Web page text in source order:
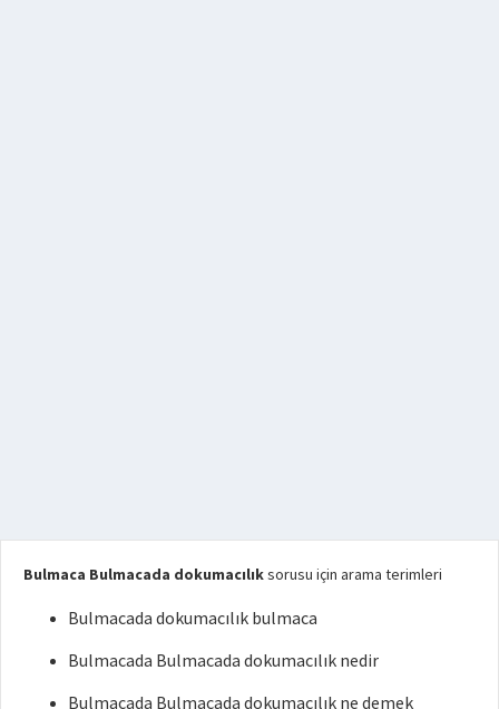
Bulmaca Bulmacada dokumacılıksorusu için arama terimleri
Bulmacada dokumacılık bulmaca
Bulmacada Bulmacada dokumacılık nedir
Bulmacada Bulmacada dokumacılık ne demek